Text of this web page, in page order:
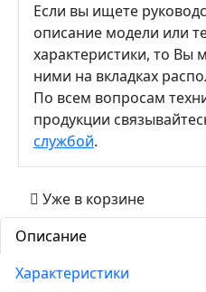
Если вы ищете
описание модели или
характеристики, то Вы
ними на вкладках
По всем вопросам
продукции
службой.
Уже в корзине
Описание
Характеристики